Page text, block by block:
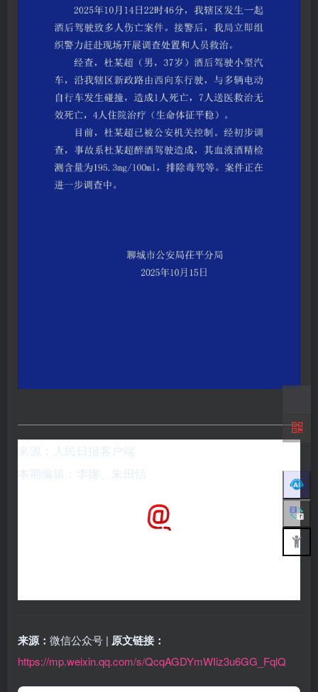
来源：人民日报客户端
本期编辑：李娜、朱田恬
来源： 微信公众号 | 原文链接：
https://mp.weixin.qq.com/s/QcqAGDYmWIiz3u6GG_FqlQ